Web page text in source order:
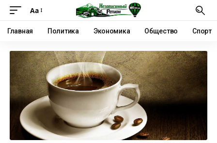
Аа
Главная Политика Экономика Общество Спорт